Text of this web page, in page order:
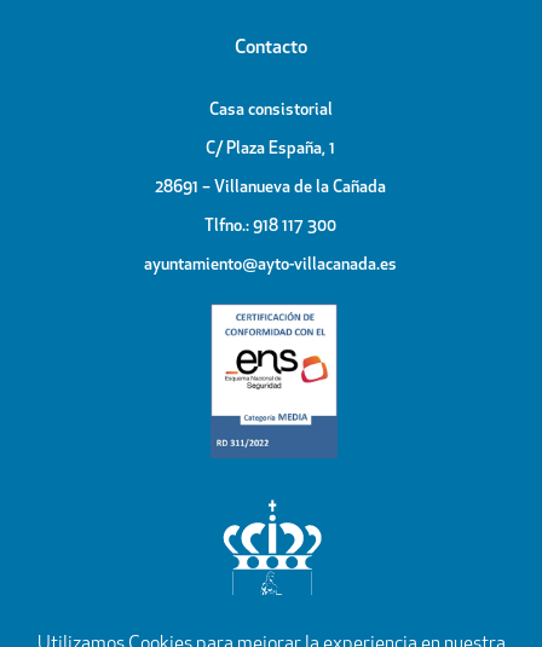
Contacto
Casa consistorial
C/ Plaza España, 1
28691 – Villanueva de la Cañada
Tlfno.: 918 117 300
ayuntamiento@ayto-villacanada.es